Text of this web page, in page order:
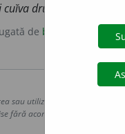
drumu.
de blaurb. acțiuni
Copyright
sau utilizarea datelor de pe
fără acordul nostru prealabil